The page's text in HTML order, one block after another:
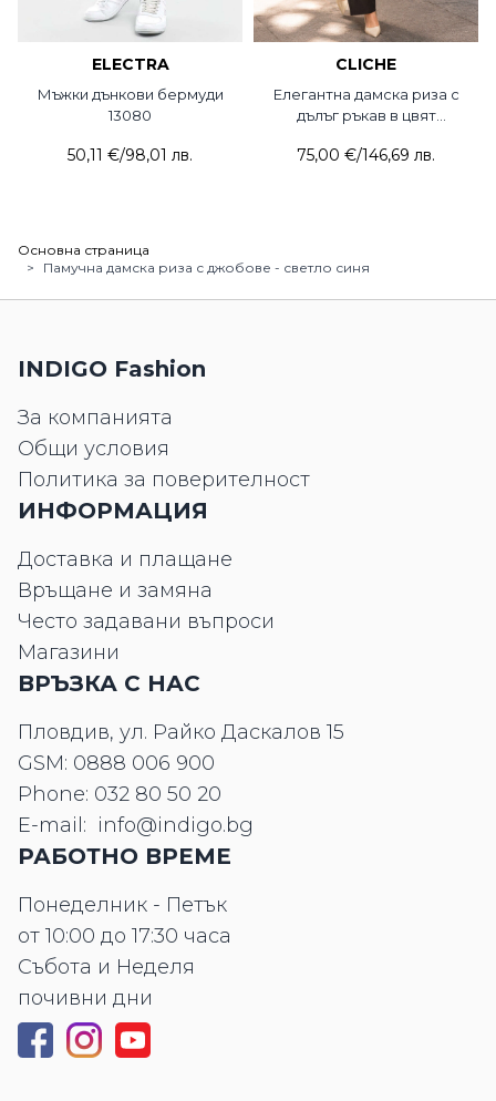
ELECTRA
Мъжки дънкови бермуди
13080
50,11 €/98,01 лв.
CLICHE
Елегантна дамска риза с
дълъг ръкав в цвят
75,00 €/146,69 лв.
Основна страница
>
Памучна дамска риза с джобове - светло синя
INDIGO Fashion
За компанията
Общи условия
Политика за поверителност
ИНФОРМАЦИЯ
Доставка и плащане
Връщане и замяна
Често задавани въпроси
Магазини
ВРЪЗКА С НАС
Пловдив, ул. Райко Даскалов 15
GSM: 0888 006 900
Phone: 032 80 50 20
E-mail: info@indigo.bg
РАБОТНО ВРЕМЕ
Понеделник - Петък
от 10:00 до 17:30 часа
Събота и Неделя
почивни дни